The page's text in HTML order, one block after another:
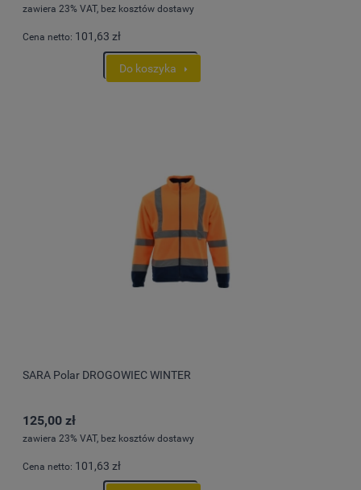
zawiera 23% VAT, bez kosztów dostawy
Cena netto: 101,63 zł
Do koszyka
SARA Polar DROGOWIEC WINTER
125,00 zł
zawiera 23% VAT, bez kosztów dostawy
Cena netto: 101,63 zł